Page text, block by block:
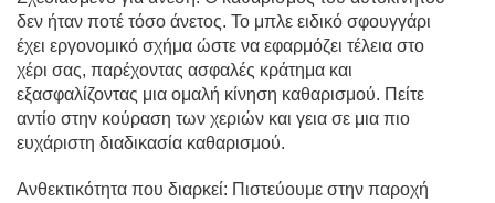
δεν ήταν ποτέ τόσο άνετος. Το μπλε ειδικό σφουγγάρι
έχει εργονομικό σχήμα ώστε να εφαρμόζει τέλεια στο
χέρι σας, παρέχοντας ασφαλές κράτημα και
εξασφαλίζοντας μια ομαλή κίνηση καθαρισμού. Πείτε
αντίο στην κούραση των χεριών και γεια σε μια πιο
ευχάριστη διαδικασία καθαρισμού.
Ανθεκτικότητα που διαρκεί: Πιστεύουμε στην παροχή